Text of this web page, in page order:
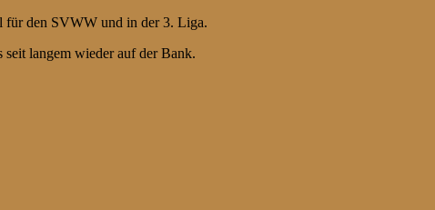
für den SVWW und in der 3. Liga.
seit langem wieder auf der Bank.